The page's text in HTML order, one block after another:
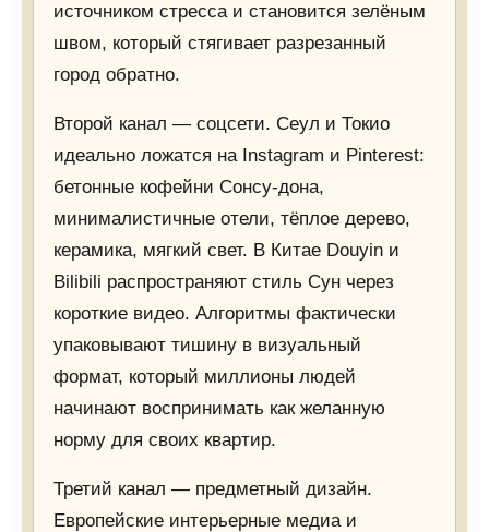
источником стресса и становится зелёным
швом, который стягивает разрезанный
город обратно.
Второй канал — соцсети. Сеул и Токио
идеально ложатся на Instagram и Pinterest:
бетонные кофейни Сонсу-дона,
минималистичные отели, тёплое дерево,
керамика, мягкий свет. В Китае Douyin и
Bilibili распространяют стиль Сун через
короткие видео. Алгоритмы фактически
упаковывают тишину в визуальный
формат, который миллионы людей
начинают воспринимать как желанную
норму для своих квартир.
Третий канал — предметный дизайн.
Европейские интерьерные медиа и